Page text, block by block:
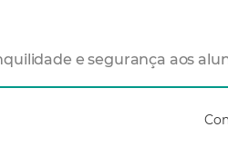
e segurança aos